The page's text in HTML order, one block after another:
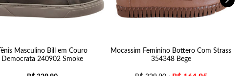
Tênis Masculino Bill em Couro
Democrata 240902 Smoke
Mocassim Feminino Bottero Com Strass
354348 Bege